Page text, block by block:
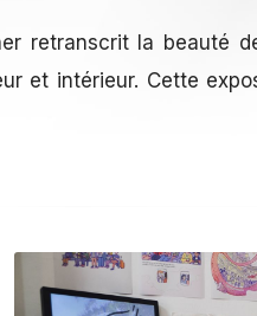
retranscrit la beauté
et intérieur. Cette